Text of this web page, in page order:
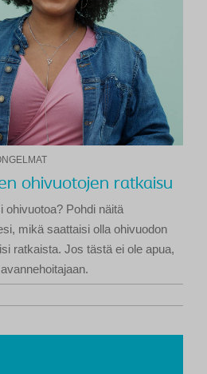
ohivuotojen ratkaisu
ohivuotoa? Pohdi näitä
mikä saattaisi olla ohivuodon
ratkaista. Jos tästä ei ole apua,